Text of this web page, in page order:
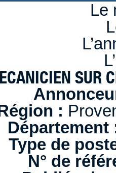
Le
SUR
:
Département
Type de
N° de